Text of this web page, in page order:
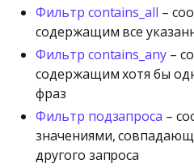
Фильтр contains_all –
содержащим все
Фильтр contains_any –
содержащим хотя бы
фраз
Фильтр подзапроса –
значениями,
другого запроса